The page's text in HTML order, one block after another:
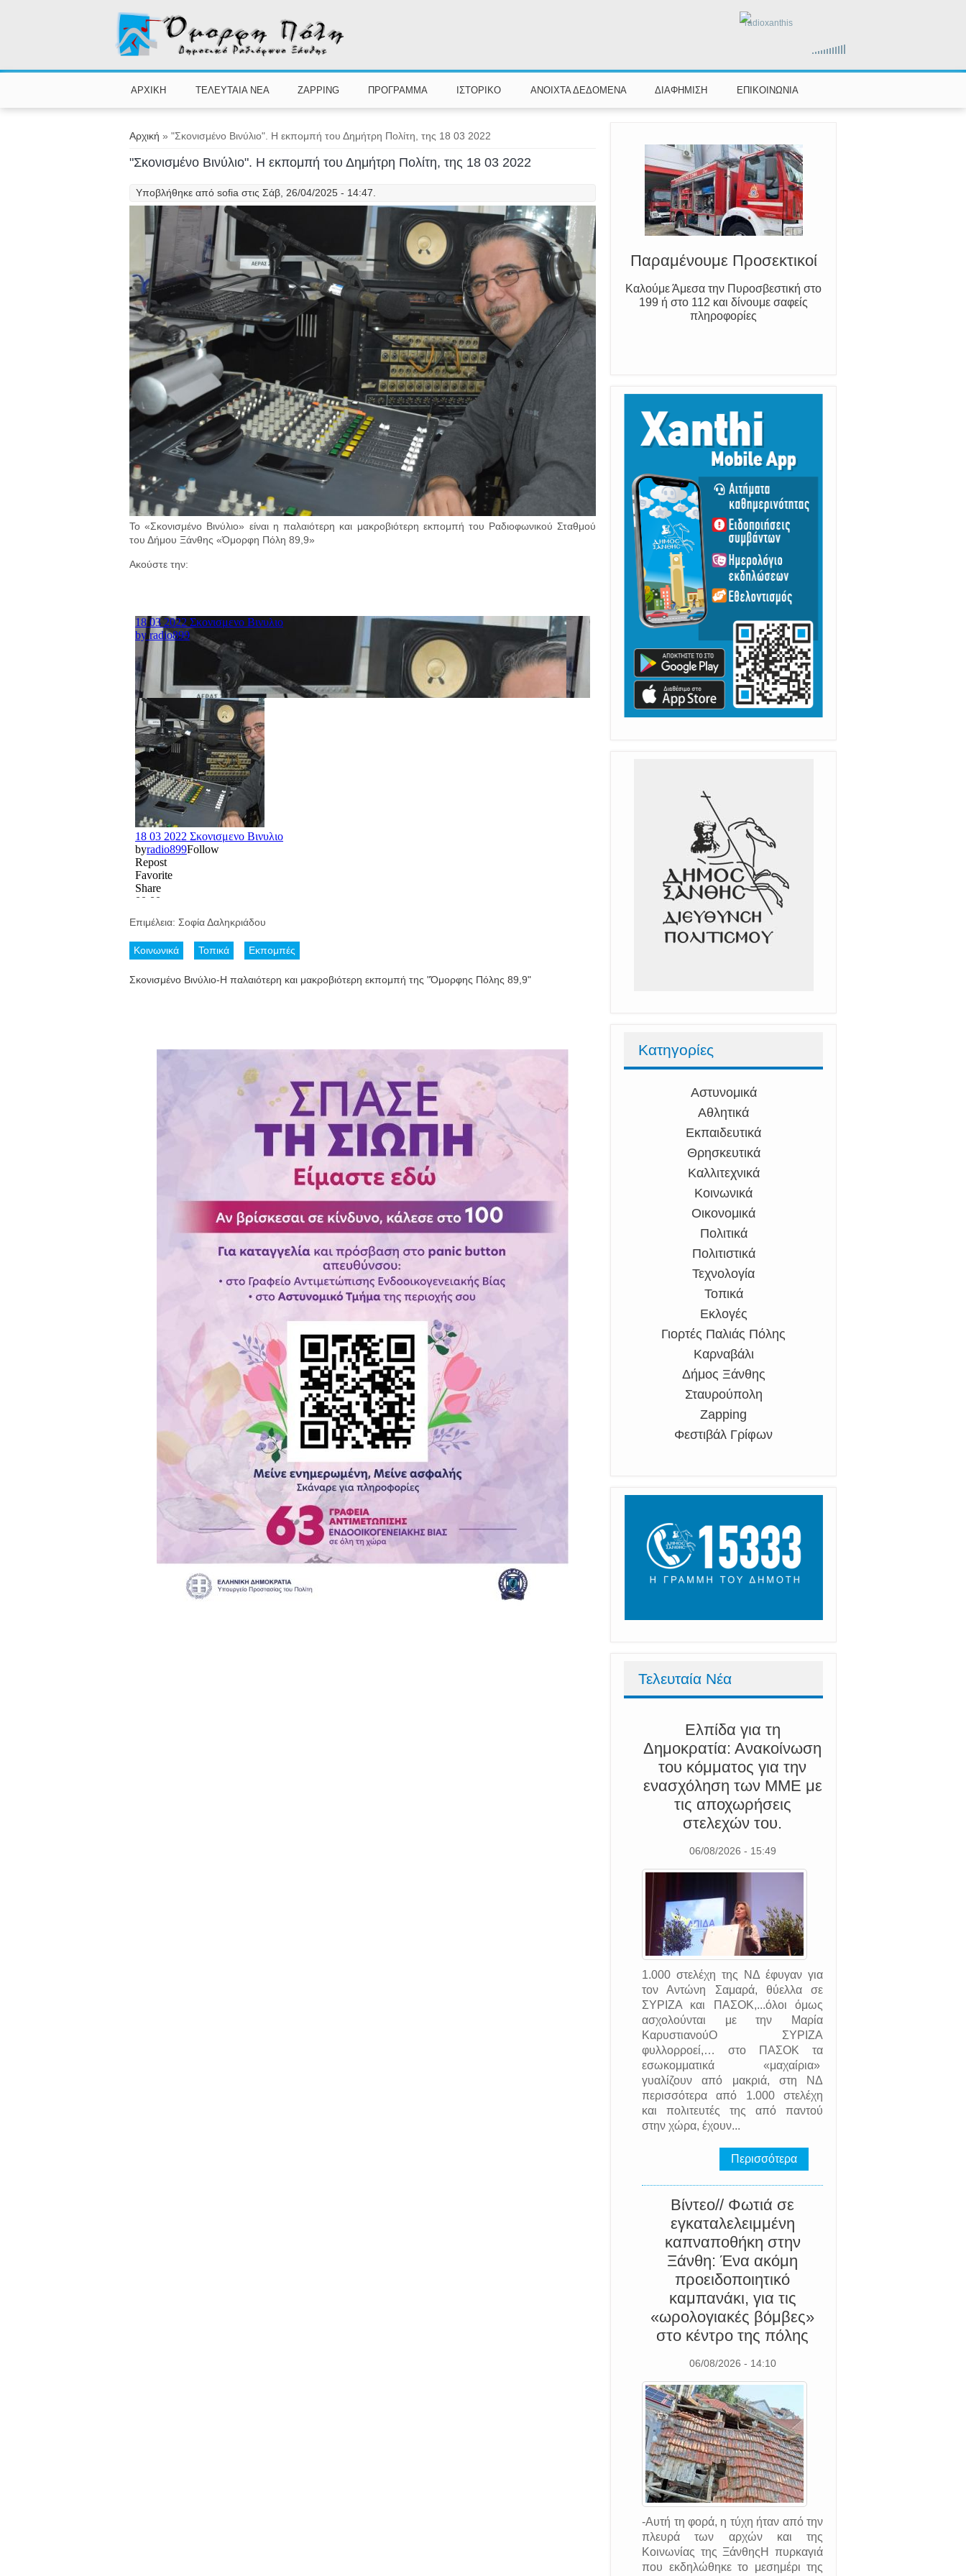
radioxanthis
ΑΡΧΙΚΗ ΤΕΛΕΥΤΑΙΑ ΝΕΑ ZAPPING ΠΡΟΓΡΑΜΜΑ ΙΣΤΟΡΙΚΟ ΑΝΟΙΧΤΑ ΔΕΔΟΜΕΝΑ ΔΙΑΦΗΜΙΣΗ ΕΠΙΚΟΙΝΩΝΙΑ
Είστε εδώ
Αρχική » "Σκονισμένο Βινύλιο". Η εκπομπή του Δημήτρη Πολίτη, της 18 03 2022
"Σκονισμένο Βινύλιο". Η εκπομπή του Δημήτρη Πολίτη, της 18 03 2022
Υποβλήθηκε από sofia στις Σάβ, 26/04/2025 - 14:47.
Το «Σκονισμένο Βινύλιο» είναι η παλαιότερη και μακροβιότερη εκπομπή του Ραδιοφωνικού Σταθμού
του Δήμου Ξάνθης «Όμορφη Πόλη 89,9»
Ακούστε την:
Επιμέλεια: Σοφία Δαληκριάδου
Κοινωνικά Τοπικά Εκπομπές
Σκονισμένο Βινύλιο-Η παλαιότερη και μακροβιότερη εκπομπή της "Όμορφης Πόλης 89,9"
Παραμένουμε Προσεκτικοί
Γνωρίζουμε τον Νέστο, την Ξάνθη και
τον Κόσυνθο
Κατηγορίες
Αστυνομικά
Αθλητικά
Εκπαιδευτικά
Θρησκευτικά
Καλλιτεχνικά
Κοινωνικά
Οικονομικά
Πολιτικά
Πολιτιστικά
Τεχνολογία
Τοπικά
Εκλογές
Γιορτές Παλιάς Πόλης
Καρναβάλι
Δήμος Ξάνθης
Σταυρούπολη
Zapping
Φεστιβάλ Γρίφων
Τελευταία Νέα
Ελπίδα για τη
Δημοκρατία: Ανακοίνωση
του κόμματος για την
ενασχόληση των ΜΜΕ με
τις αποχωρήσεις
στελεχών του.
06/08/2026 - 15:49
1.000 στελέχη της ΝΔ έφυγαν για
τον Αντώνη Σαμαρά, θύελλα σε
ΣΥΡΙΖΑ και ΠΑΣΟΚ,...όλοι όμως
ασχολούνται με την Μαρία
ΚαρυστιανούΟ ΣΥΡΙΖΑ
φυλλορροεί,… στο ΠΑΣΟΚ τα
εσωκομματικά «μαχαίρια»
γυαλίζουν από μακριά, στη ΝΔ
περισσότερα από 1.000 στελέχη
και πολιτευτές της από παντού
στην χώρα, έχουν...
Περισσότερα
Βίντεο// Φωτιά σε
εγκαταλελειμμένη
καπναποθήκη στην
Ξάνθη: Ένα ακόμη
προειδοποιητικό
καμπανάκι, για τις
«ωρολογιακές βόμβες»
στο κέντρο της πόλης
06/08/2026 - 14:10
-Αυτή τη φορά, η τύχη ήταν από την
πλευρά των αρχών και της
Κοινωνίας της ΞάνθηςΗ πυρκαγιά
που εκδηλώθηκε το μεσημέρι της